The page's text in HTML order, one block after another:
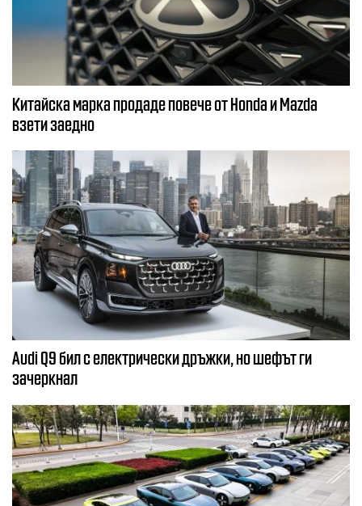
Китайска марка продаде повече от Honda и Mazda
взети заедно
Audi Q9 бил с електрически дръжки, но шефът ги
зачеркнал